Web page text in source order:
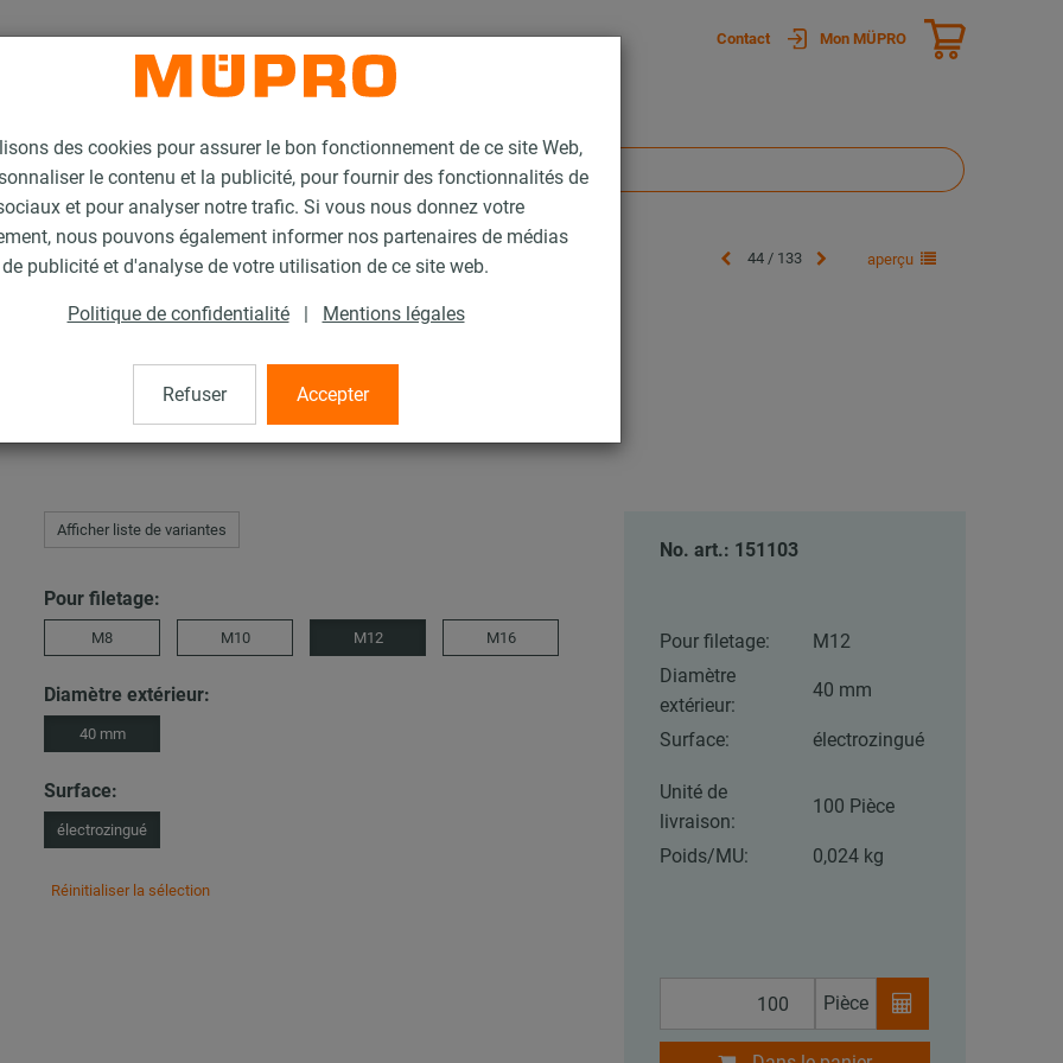
des cookies pour assurer le bon fonctionnement de ce site Web,
le contenu et la publicité, pour fournir des fonctionnalités de
et pour analyser notre trafic. Si vous nous donnez votre
nous pouvons également informer nos partenaires de médias
publicité et d'analyse de votre utilisation de ce site web.
Politique de confidentialité | Mentions légales
Refuser Accepter
Contact Mon MÜPRO
44 / 133 aperçu
Afficher liste de variantes
Pour filetage:
M8 M10 M12 M16
Diamètre extérieur:
40 mm
Surface:
électrozingué
Réinitialiser la sélection
No. art.: 151103
Pour filetage:
M12
Diamètre
extérieur:
40 mm
Surface: électrozingué
Unité de
livraison:
100 Pièce
Poids/MU: 0,024 kg
Pièce